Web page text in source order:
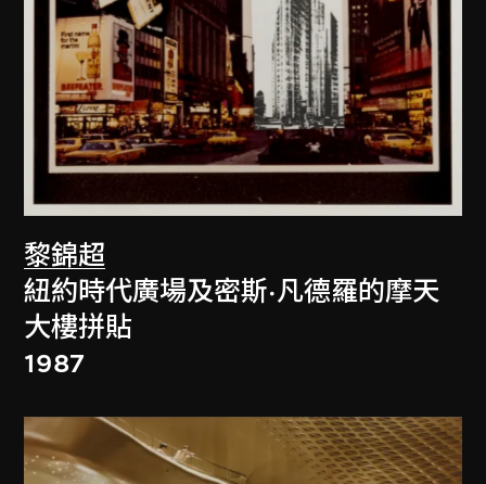
黎錦超
紐約時代廣場及密斯·凡德羅的摩天
大樓拼貼
1987